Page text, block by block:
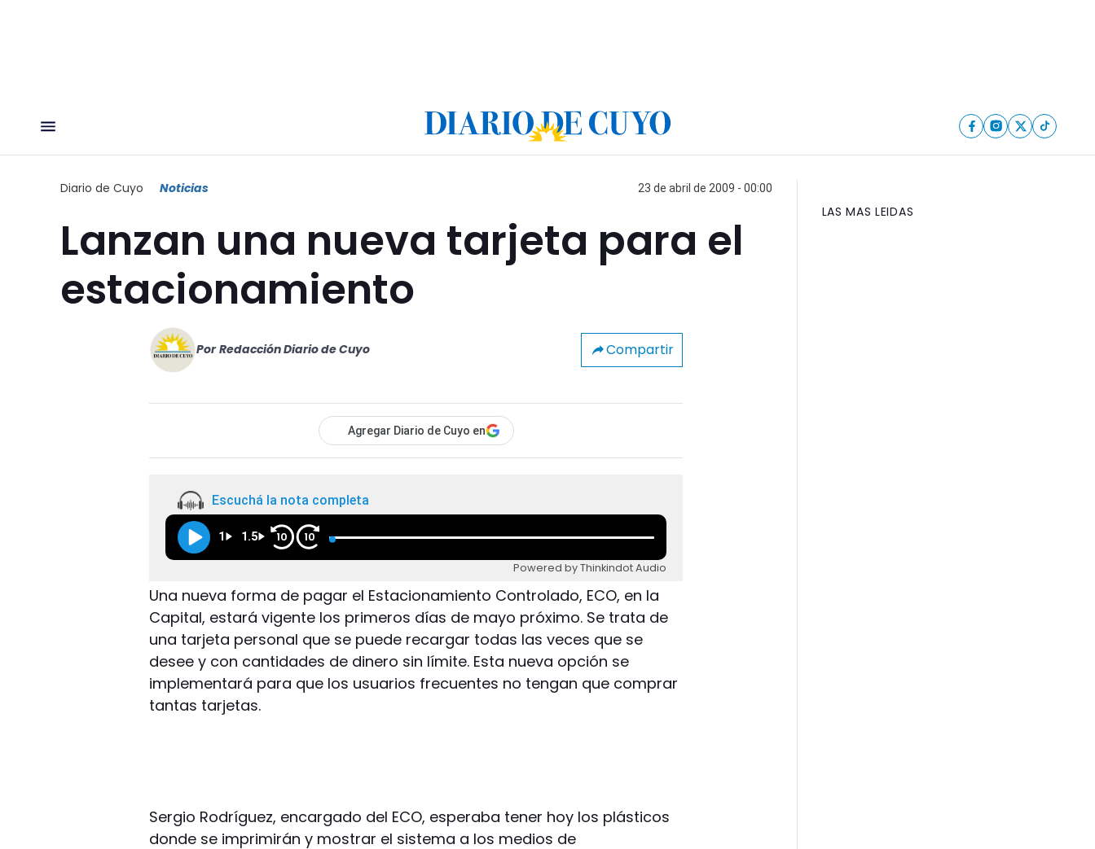
Diario de Cuyo Noticias 23 de abril de 2009 - 00:00
Lanzan una nueva tarjeta para el
estacionamiento
Por Redacción Diario de Cuyo Compartir
Agregar Diario de Cuyo en
Escuchá la nota completa
1 1.5 10 10
Powered by Thinkindot Audio
Una nueva forma de pagar el Estacionamiento Controlado, ECO, en la
Capital, estará vigente los primeros días de mayo próximo. Se trata de
una tarjeta personal que se puede recargar todas las veces que se
desee y con cantidades de dinero sin límite. Esta nueva opción se
implementará para que los usuarios frecuentes no tengan que comprar
tantas tarjetas.
Sergio Rodríguez, encargado del ECO, esperaba tener hoy los plásticos
donde se imprimirán y mostrar el sistema a los medios de
LAS MAS LEIDAS